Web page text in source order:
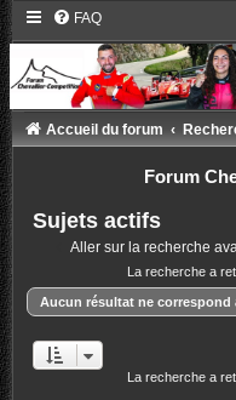
FAQ
Accueil du forum
Forum
Sujets actifs
Aller sur la recherche
La recherche a
Aucun résultat ne correspond
La recherche a